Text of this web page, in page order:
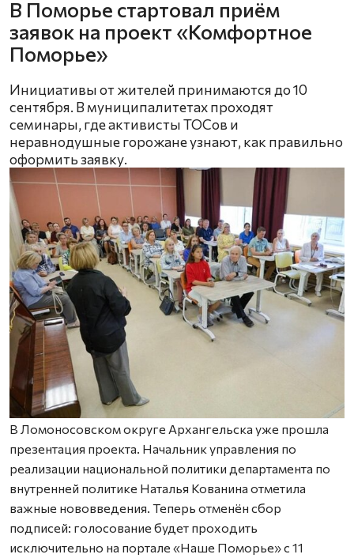
В Поморье стартовал приём
заявок на проект «Комфортное
Поморье»
Инициативы от жителей принимаются до 10
сентября. В муниципалитетах проходят
семинары, где активисты ТОСов и
неравнодушные горожане узнают, как правильно
оформить заявку.
В Ломоносовском округе Архангельска уже прошла
презентация проекта. Начальник управления по
реализации национальной политики департамента по
внутренней политике Наталья Кованина отметила
важные нововведения. Теперь отменён сбор
подписей: голосование будет проходить
исключительно на портале «Наше Поморье» с 11